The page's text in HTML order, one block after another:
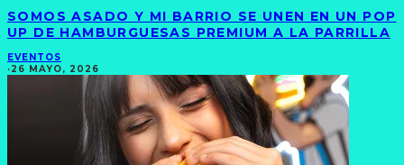
SOMOS ASADO Y MI BARRIO SE UNEN EN UN POP
UP DE HAMBURGUESAS PREMIUM A LA PARRILLA
EVENTOS
·26 MAYO, 2026